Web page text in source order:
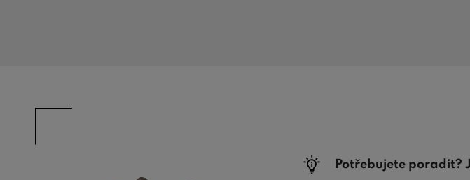
Potřebujete poradit?